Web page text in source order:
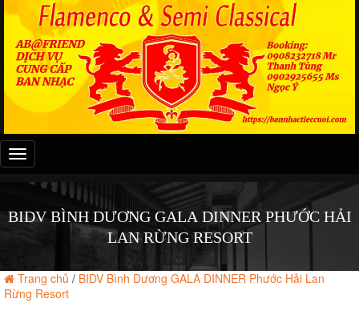
Đây
là
menu
BIDV BÌNH DƯƠNG GALA DINNER PHƯỚC HẢI
LAN RỪNG RESORT
Trang chủ / BIDV Bình Dương GALA DINNER Phước Hải Lan
Rừng Resort